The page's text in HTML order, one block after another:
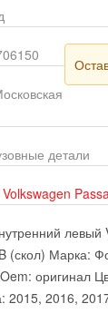
детали
Volkswagen
левый
2015, 2016,